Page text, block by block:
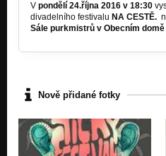
V pondělí 24.října 2016 v 18:30
divadelního festivalu NA CESTĚ.
Sále purkmistrů v Obecním domě
Nově přidané fotky